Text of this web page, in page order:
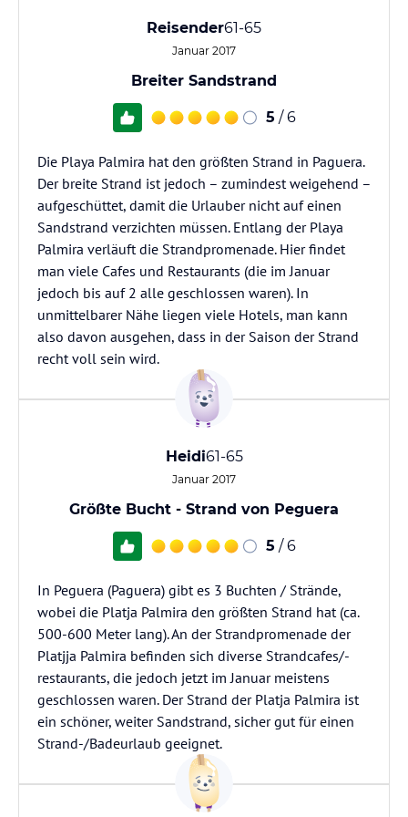
Reisender61-65
Januar 2017
Breiter Sandstrand
5 / 6
Die Playa Palmira hat den größten Strand in Paguera.
Der breite Strand ist jedoch – zumindest weigehend –
aufgeschüttet, damit die Urlauber nicht auf einen
Sandstrand verzichten müssen. Entlang der Playa
Palmira verläuft die Strandpromenade. Hier findet
man viele Cafes und Restaurants (die im Januar
jedoch bis auf 2 alle geschlossen waren). In
unmittelbarer Nähe liegen viele Hotels, man kann
also davon ausgehen, dass in der Saison der Strand
recht voll sein wird.
Heidi61-65
Januar 2017
Größte Bucht - Strand von Peguera
5 / 6
In Peguera (Paguera) gibt es 3 Buchten / Strände,
wobei die Platja Palmira den größten Strand hat (ca.
500-600 Meter lang). An der Strandpromenade der
Platjja Palmira befinden sich diverse Strandcafes/-
restaurants, die jedoch jetzt im Januar meistens
geschlossen waren. Der Strand der Platja Palmira ist
ein schöner, weiter Sandstrand, sicher gut für einen
Strand-/Badeurlaub geeignet.